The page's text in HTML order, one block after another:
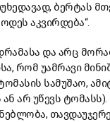
ბერტას
აკვირდება“.
და არც
რომ უამრავი
სამუშაო,
არ უწევს ტომასს).